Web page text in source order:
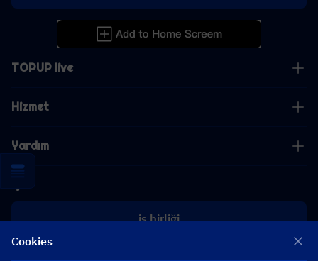
TOPUP live
Hizmet
Yardım
İş
iş birliği
Cookies